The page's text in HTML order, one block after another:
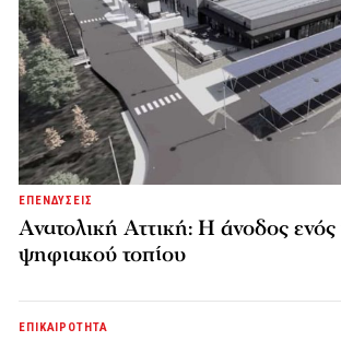
ΕΠΕΝΔΥΣΕΙΣ
Ανατολική Αττική: Η άνοδος
ψηφιακού τοπίου
ΕΠΙΚΑΙΡΟΤΗΤΑ